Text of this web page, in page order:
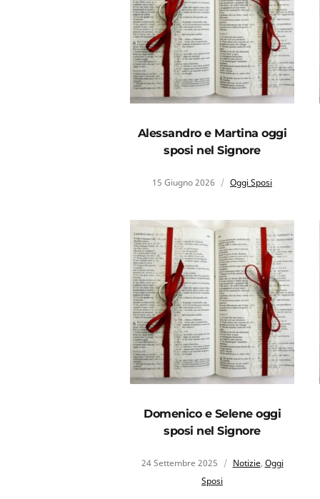
Alessandro e Martina oggi
sposi nel Signore
15 Giugno 2026 Oggi Sposi
Domenico e Selene oggi
sposi nel Signore
24 Settembre 2025 Notizie, Oggi
Sposi